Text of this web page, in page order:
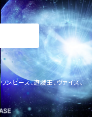
ピース、遊戯王、ヴァイス、